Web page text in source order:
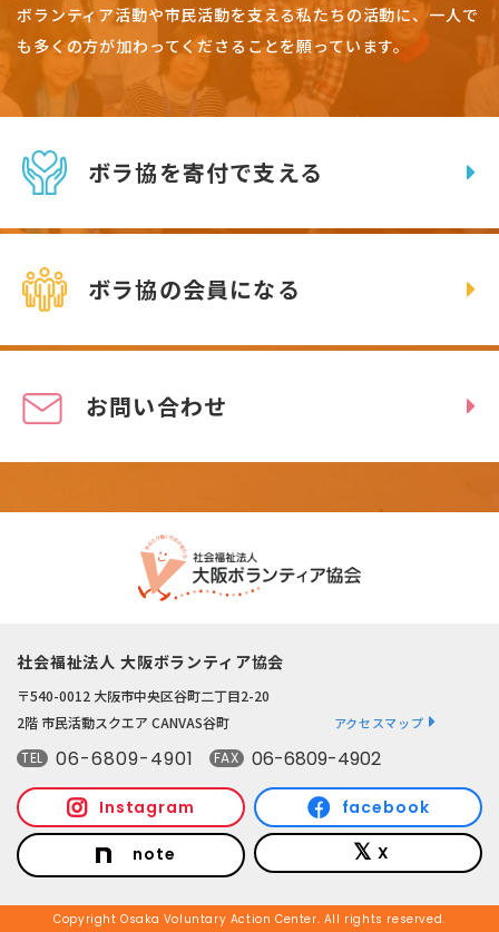
ボランティア活動や市民活動を支える私たちの活動に、一人で
も多くの方が加わってくださることを願っています。
ボラ協を寄付で支える
ボラ協の会員になる
お問い合わせ
社会福祉法人 大阪ボランティア協会
〒540-0012 大阪市中央区谷町二丁目2-20
2階 市民活動スクエア CANVAS谷町
アクセスマップ
TEL 06-6809-4901 FAX 06-6809-4902
Instagram facebook
note X
Copyright Osaka Voluntary Action Center. All rights reserved.